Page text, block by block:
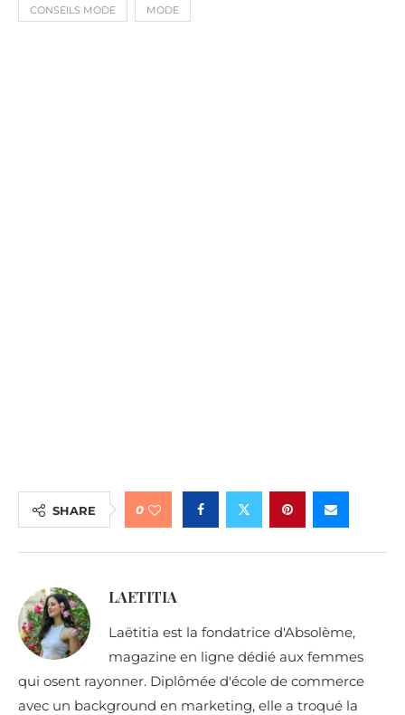
CONSEILS MODE MODE
SHARE 0
LAETITIA
Laëtitia est la fondatrice d'Absolème,
magazine en ligne dédié aux femmes
qui osent rayonner. Diplômée d'école de commerce
avec un background en marketing, elle a troqué la